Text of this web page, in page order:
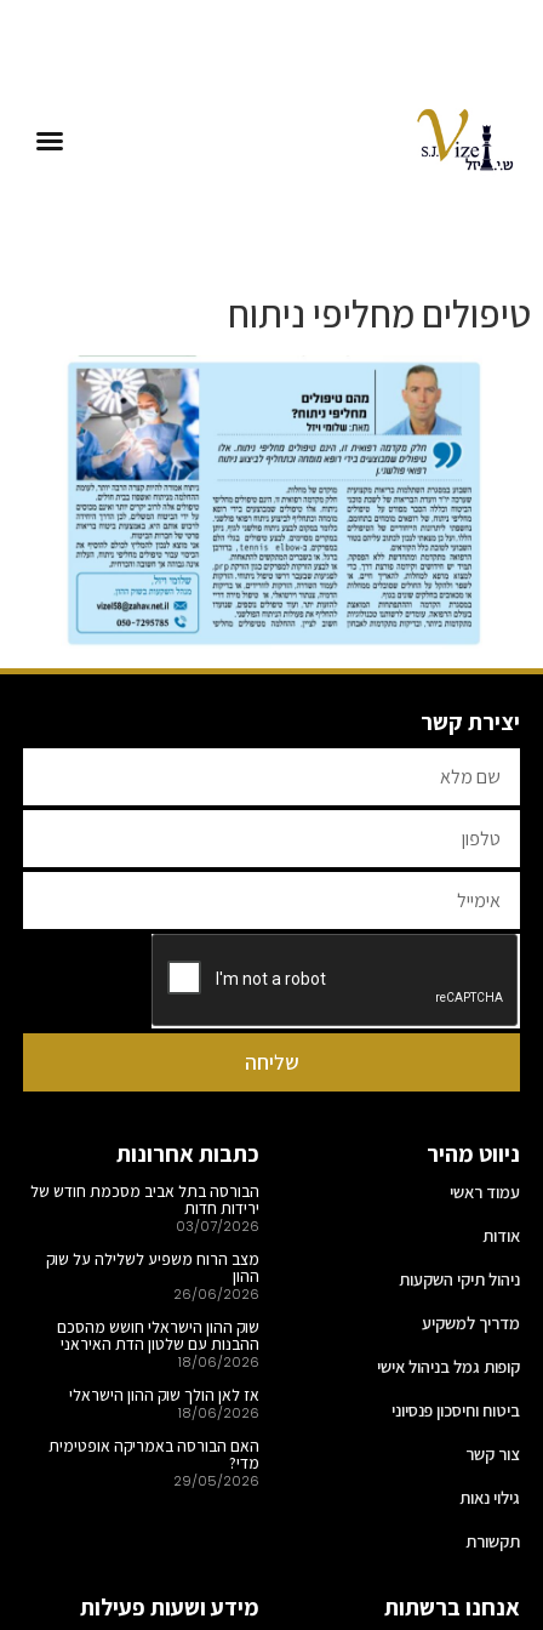
טיפולים מחליפי ניתוח
יצירת קשר
שליחה
ניווט מהיר
עמוד ראשי
אודות
ניהול תיקי השקעות
מדריך למשקיע
קופות גמל בניהול אישי
ביטוח וחיסכון פנסיוני
צור קשר
גילוי נאות
תקשורת
כתבות אחרונות
הבורסה בתל אביב מסכמת חודש של
ירידות חדות
03/07/2026
מצב הרוח משפיע לשלילה על שוק
ההון
26/06/2026
שוק ההון הישראלי חושש מהסכם
ההבנות עם שלטון הדת האיראני
18/06/2026
אז לאן הולך שוק ההון הישראלי
18/06/2026
האם הבורסה באמריקה אופטימית
מדי?
29/05/2026
אנחנו ברשתות מידע ושעות פעילות